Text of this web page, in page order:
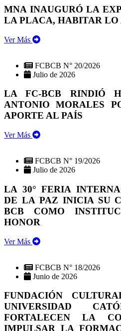
MNA INAUGURÓ LA
LA PLACA, HABITAR LO
Ver Más
FCBCB N° 20/2026
Julio de 2026
LA FC-BCB RINDIÓ
ANTONIO MORALES
APORTE AL PAÍS
Ver Más
FCBCB N° 19/2026
Julio de 2026
LA 30° FERIA
DE LA PAZ INICIA SU
BCB COMO
HONOR
Ver Más
FCBCB N° 18/2026
Junio de 2026
FUNDACIÓN
UNIVERSIDAD
FORTALECEN LA
IMPULSAR LA